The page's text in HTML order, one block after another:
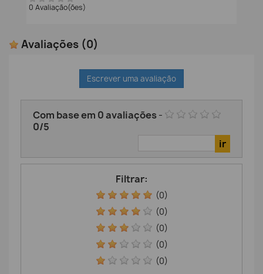
0 Avaliação(ões)
Avaliações (0)
Escrever uma avaliação
Com base em 0avaliações-
0/5
Filtrar:
(0)
(0)
(0)
(0)
(0)